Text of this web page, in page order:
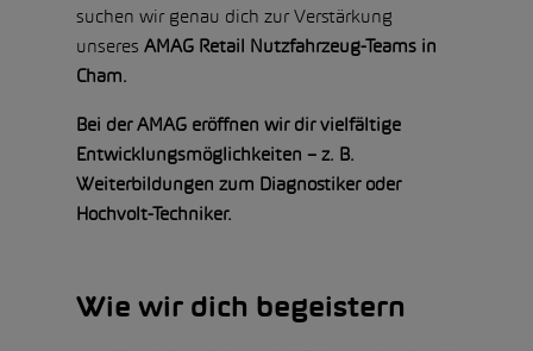
suchen wir genau dich zur Verstärkung
unseres AMAG Retail Nutzfahrzeug-Teams in
Cham.
Bei der AMAG eröffnen wir dir vielfältige
Entwicklungsmöglichkeiten – z. B.
Weiterbildungen zum Diagnostiker oder
Hochvolt-Techniker.
Wie wir dich begeistern